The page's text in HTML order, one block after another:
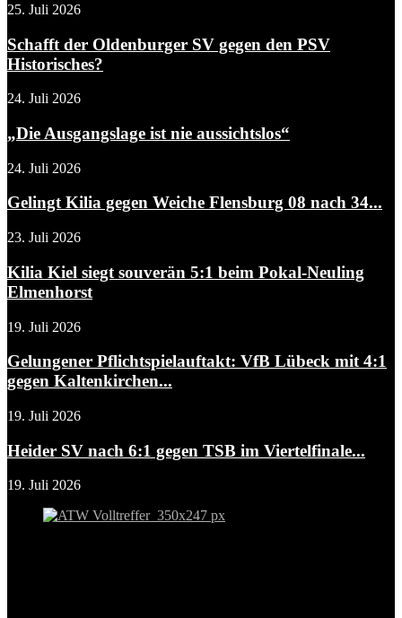
25. Juli 2026
Schafft der Oldenburger SV gegen den PSV
Historisches?
24. Juli 2026
„Die Ausgangslage ist nie aussichtslos“
24. Juli 2026
Gelingt Kilia gegen Weiche Flensburg 08 nach 34...
23. Juli 2026
Kilia Kiel siegt souverän 5:1 beim Pokal-Neuling
Elmenhorst
19. Juli 2026
Gelungener Pflichtspielauftakt: VfB Lübeck mit 4:1
gegen Kaltenkirchen...
19. Juli 2026
Heider SV nach 6:1 gegen TSB im Viertelfinale...
19. Juli 2026